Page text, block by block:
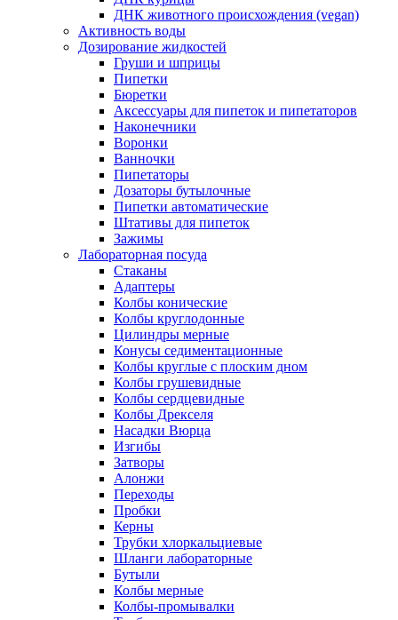
ДНК животного происхождения (vegan)
Активность воды
Дозирование жидкостей
Груши и шприцы
Пипетки
Бюретки
Аксессуары для пипеток и пипетаторов
Наконечники
Воронки
Ванночки
Пипетаторы
Дозаторы бутылочные
Пипетки автоматические
Штативы для пипеток
Зажимы
Лабораторная посуда
Стаканы
Адаптеры
Колбы конические
Колбы круглодонные
Цилиндры мерные
Конусы седиментационные
Колбы круглые с плоским дном
Колбы грушевидные
Колбы сердцевидные
Колбы Дрекселя
Насадки Вюрца
Изгибы
Затворы
Алонжи
Переходы
Пробки
Керны
Трубки хлоркальциевые
Шланги лабораторные
Бутыли
Колбы мерные
Колбы-промывалки